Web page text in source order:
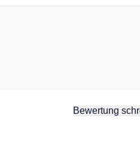
Bewertung